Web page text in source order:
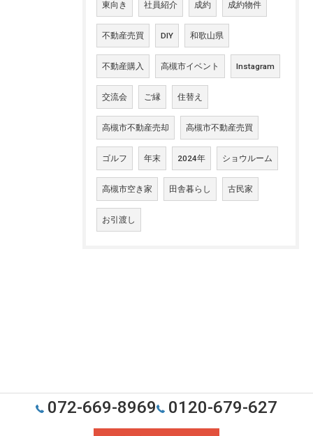
東向き 社員紹介 成約 成約物件
不動産売買 DIY 和歌山県
不動産購入 高槻市イベント Instagram
交流会 ご縁 住替え
高槻市不動産売却 高槻市不動産売買
ゴルフ 年末 2024年 ショウルーム
高槻市空き家 田舎暮らし 古民家
お引渡し
072-669-8969 0120-679-627